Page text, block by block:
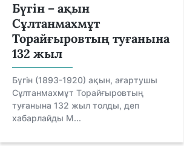
Бүгін – ақын
Сұлтанмахмұт
Торайғыровтың туғанына
132 жыл
Бүгін (1893-1920) ақын, ағартушы
Сұлтанмахмұт Торайғыровтың
туғанына 132 жыл толды, деп
хабарлайды M...